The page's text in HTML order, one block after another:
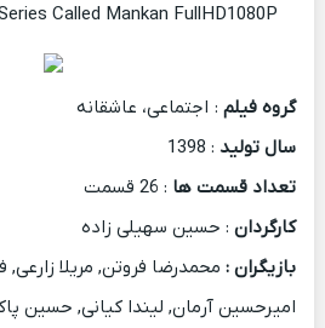
Called Mankan FullHD1080P
گروه فیلم: اجتماعی، عاشقانه
سال تولید: 1398
تعداد قسمت ها : 26 قسمت
کارگردان: حسین سهیلی زاده
بازیگران :محمدرضا فروتن, مریلا زارعی,
امیرحسین آرمان, لیندا کیانی, حسین